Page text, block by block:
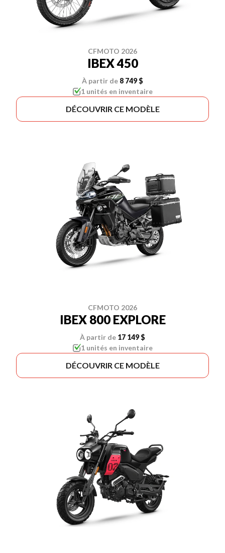
CFMOTO 2026
IBEX 450
À partir de 8 749 $
1 unités en inventaire
DÉCOUVRIR CE MODÈLE
CFMOTO 2026
IBEX 800 EXPLORE
À partir de 17 149 $
1 unités en inventaire
DÉCOUVRIR CE MODÈLE